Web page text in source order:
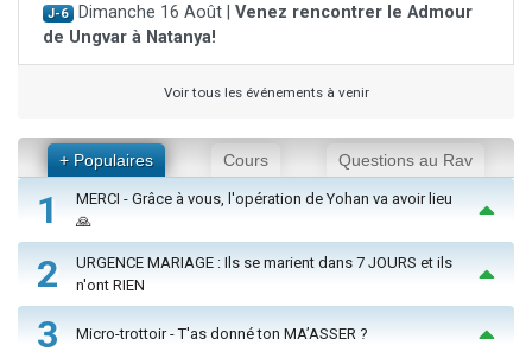
J-6 Dimanche 16 Août | Venez rencontrer le Admour
de Ungvar à Natanya!
Voir tous les événements à venir
+ Populaires Cours Questions au Rav
1
MERCI - Grâce à vous, l'opération de Yohan va avoir lieu
🙏
2
URGENCE MARIAGE : Ils se marient dans 7 JOURS et ils
n'ont RIEN
3 Micro-trottoir - T'as donné ton MA’ASSER ?